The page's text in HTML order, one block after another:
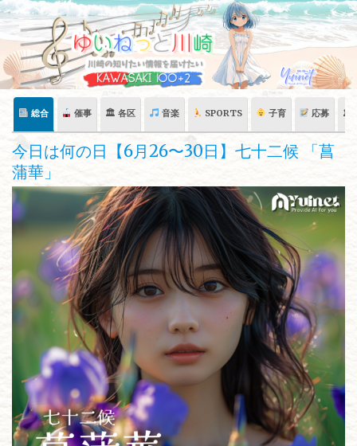
Skip
content
総合 催事 🏛 各区 音楽 SPORTS 子育 応募 🏛
今日は何の日【6月26〜30日】七十二候 「菖
蒲華」